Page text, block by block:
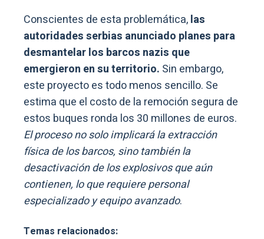
Conscientes de esta problemática,las
autoridades serbias anunciado planes para
desmantelar los barcos nazis que
emergieron en su territorio. Sin embargo,
este proyecto es todo menos sencillo. Se
estima que el costo de la remoción segura de
estos buques ronda los 30 millones de euros.
El proceso no solo implicará la extracción
física de los barcos, sino también la
desactivación de los explosivos que aún
contienen, lo que requiere personal
especializado y equipo avanzado.
Temas relacionados: